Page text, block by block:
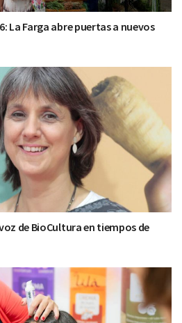
La Farga abre puertas a nuevos
de BioCultura en tiempos de